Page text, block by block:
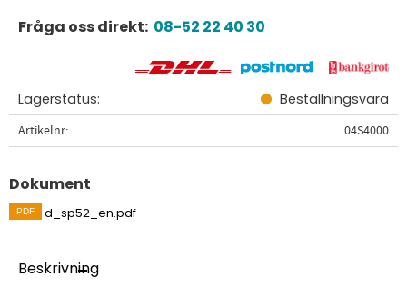
Fråga oss direkt: 08-52 22 40 30
Lagerstatus Beställningsvara
Artikelnr 04S4000
Dokument
d_sp52_en.pdf
Beskrivning